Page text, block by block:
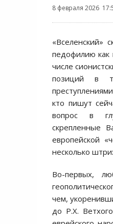
8 февраля 2026
«Вселенский»
педофилию как
числе
позиций в
кто пишут
вопрос в
скрепленные
европейской
несколько
Во-первых,
чем,
до Р.Х.